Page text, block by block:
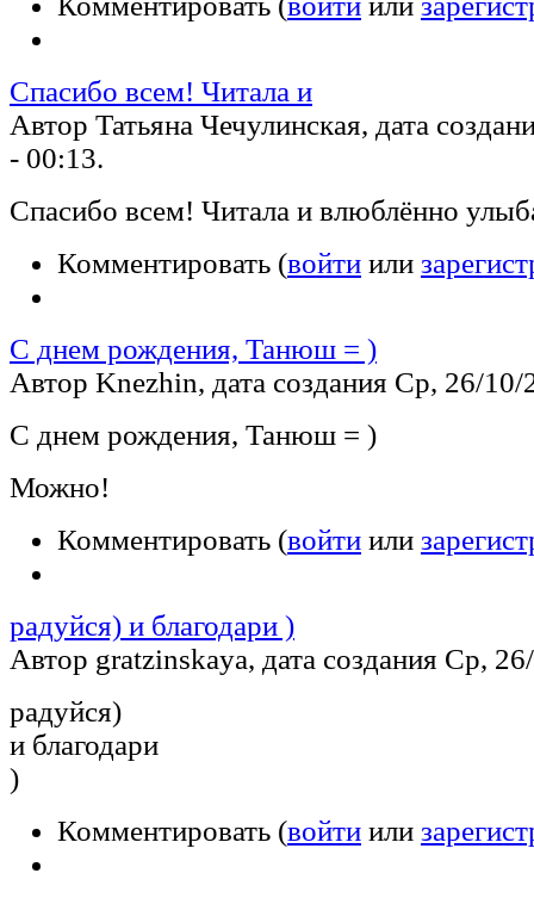
Спасибо всем! Читала и
Автор Татьяна Чечулинская, дата
- 00:13.
Спасибо всем! Читала и влюблённо
Комментировать (войти или
С днем рождения, Танюш = )
Автор Knezhin, дата создания Ср, 26/
С днем рождения, Танюш = )
Можно!
Комментировать (войти или
радуйся) и благодари )
Автор gratzinskaya, дата создания Ср,
радуйся)
и благодари
)
Комментировать (войти или